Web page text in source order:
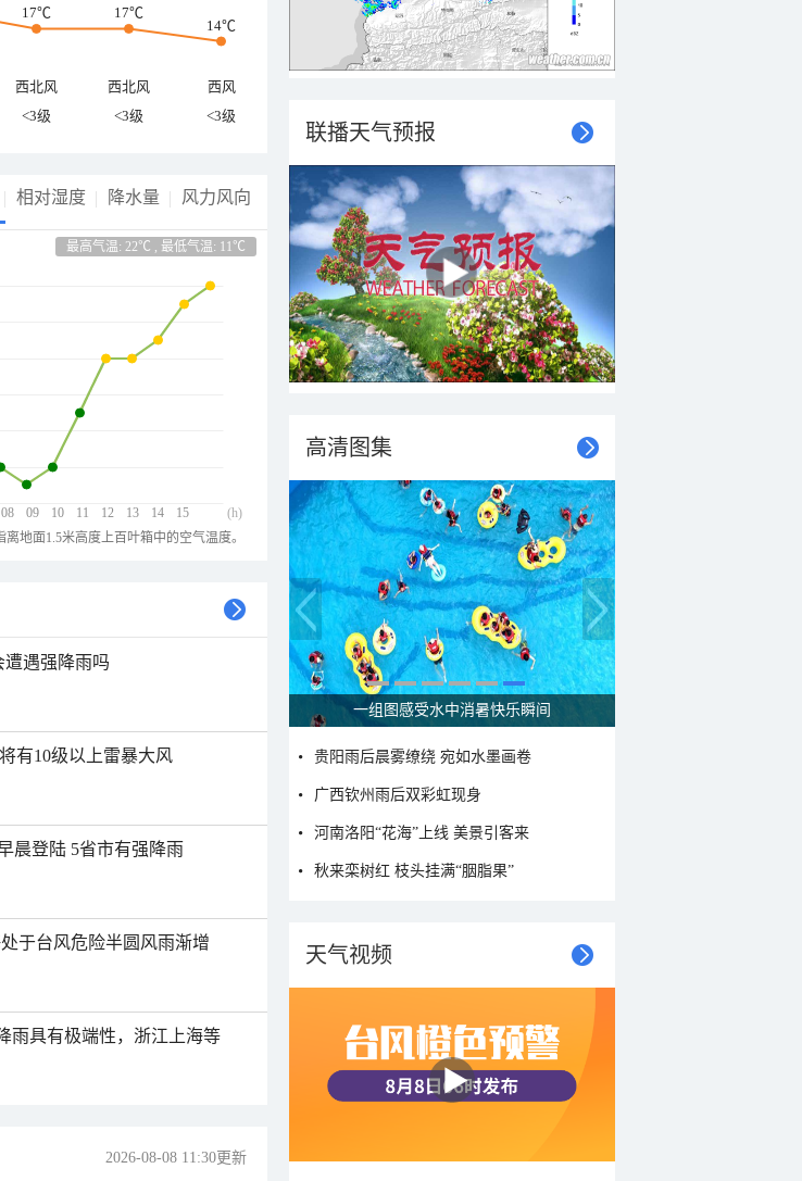
17℃
17℃
14℃
西北风 西北风
西风
<3级 <3级 <3级
相对湿度 降水量 风力风向
最高气温: 22℃ , 最低气温: 11℃
08 09 10 11 12 13 14 15 (h)
地面1.5米高度上百叶箱中的空气温度。
遭遇强降雨吗
有10级以上雷暴大风
晨登陆 5省市有强降雨
于台风危险半圆风雨渐增
雨具有极端性，浙江上海等
2026-08-08 11:30更新
联播天气预报
高清图集
走进青海祁连 邂逅一场大自然的顶级配色
贵阳雨后晨雾缭绕 宛如水墨画卷
广西钦州雨后双彩虹现身
河南洛阳“花海”上线 美景引客来
秋来栾树红 枝头挂满“胭脂果”
天气视频